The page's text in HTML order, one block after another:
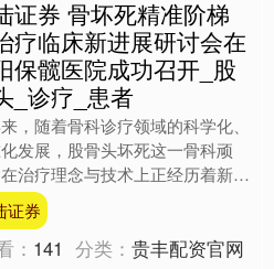
证券 骨坏死精准阶梯
疗临床新进展研讨会在
保髋医院成功召开_股
_诊疗_患者
，随着骨科诊疗领域的科学化、
发展，股骨头坏死这一骨科顽
治疗理念与技术上正经历着新变
此背景下，2025年7月，由中华
坏死医师联盟主办....
证券
： 141 分类：贵丰配资官网